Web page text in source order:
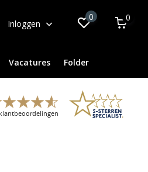
Inloggen
0 0
Vacatures Folder